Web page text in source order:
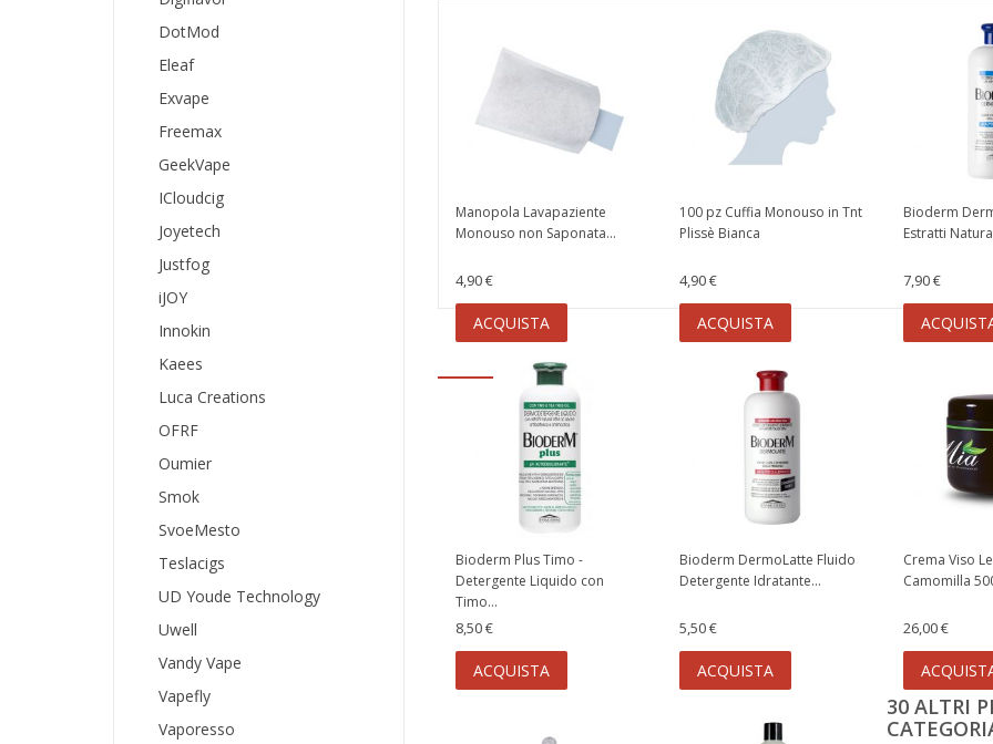
DotMod
Eleaf
Exvape
Freemax
GeekVape
ICloudcig
Joyetech
Justfog
iJOY
Innokin
Kaees
Luca Creations
OFRF
Oumier
Smok
SvoeMesto
Teslacigs
UD Youde Technology
Uwell
Vandy Vape
Vapefly
Vaporesso
Manopola Lavapaziente
Monouso non Saponata...
4,90 €
ACQUISTA
100 pz Cuffia Monouso in Tnt
Plissè Bianca
4,90 €
ACQUISTA
Bioderm
Estratti
7,90 €
Bioderm Plus Timo -
Detergente Liquido con
Timo...
8,50 €
ACQUISTA
Bioderm DermoLatte Fluido
Detergente Idratante...
5,50 €
ACQUISTA
Crema Viso
Camomilla
26,00 €
30 ALTRI